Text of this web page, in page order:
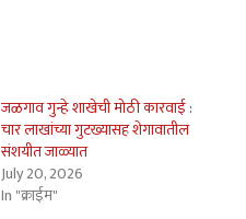
जळगाव गुन्हे शाखेची मोठी कारवाई :
चार लाखांच्या गुटख्यासह शेगावातील
संशयीत जाळ्यात
July 20, 2026
In "क्राईम"